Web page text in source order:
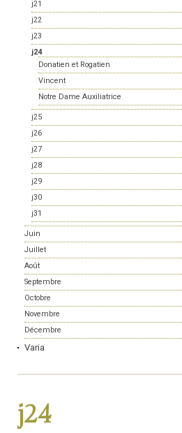
j21
j22
j23
j24
Donatien et Rogatien
Vincent
Notre Dame Auxiliatrice
j25
j26
j27
j28
j29
j30
j31
Juin
Juillet
Août
Septembre
Octobre
Novembre
Décembre
Varia
j24